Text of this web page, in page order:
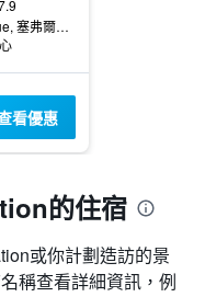
11-13 Grande Rue, 塞弗爾, 上塞納省, 法國
看優惠
的住宿
或你計劃造訪的景
稱查看詳細資訊，例